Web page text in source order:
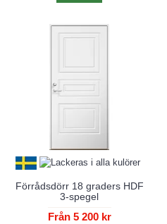
Förrådsdörr 18 graders HDF
3-spegel
Från 5 200 kr